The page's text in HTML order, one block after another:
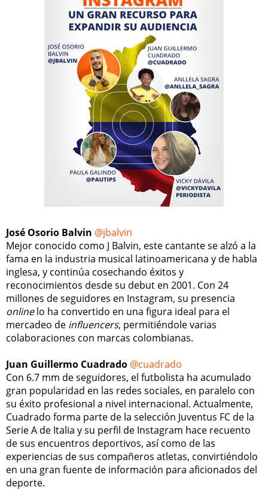
José Osorio Balvin @jbalvin
Mejor conocido como J Balvin, este cantante se alzó a la
fama en la industria musical latinoamericana y de habla
inglesa, y continúa cosechando éxitos y
reconocimientos desde su debut en 2001. Con 24
millones de seguidores en Instagram, su presencia
onlinelo ha convertido en una figura ideal para el
mercadeo de influencers, permitiéndole varias
colaboraciones con marcas colombianas.
Juan Guillermo Cuadrado @cuadrado
Con 6.7 mm de seguidores, el futbolista ha acumulado
gran popularidad en las redes sociales, en paralelo con
su éxito profesional a nivel internacional. Actualmente,
Cuadrado forma parte de la selección Juventus FC de la
Serie A de Italia y su perfil de Instagram hace recuento
de sus encuentros deportivos, así como de las
experiencias de sus compañeros atletas, convirtiéndolo
en una gran fuente de información para aficionados del
deporte.